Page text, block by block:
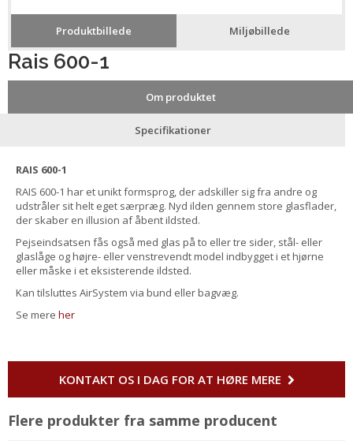
Produktbillede Miljøbillede
Rais 600-1
Om produktet
Specifikationer
RAIS 600-1
RAIS 600-1 har et unikt formsprog, der adskiller sig fra andre og
udstråler sit helt eget særpræg. Nyd ilden gennem store glasflader,
der skaber en illusion af åbent ildsted.
Pejseindsatsen fås også med glas på to eller tre sider, stål- eller
glaslåge og højre- eller venstrevendt model indbygget i et hjørne
eller måske i et eksisterende ildsted.
Kan tilsluttes AirSystem via bund eller bagvæg.
Se mere her
KONTAKT OS I DAG FOR AT HØRE MERE
Flere produkter fra samme producent